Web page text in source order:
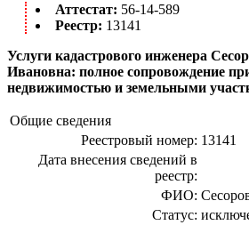
Аттестат: 56-14-589
Реестр: 13141
Услуги кадастрового инженера
Ивановна: полное сопровождение
недвижимостью и земельными
Общие сведения
Реестровый номер: 13141
Дата внесения сведений в
реестр:
ФИО:
Статус: